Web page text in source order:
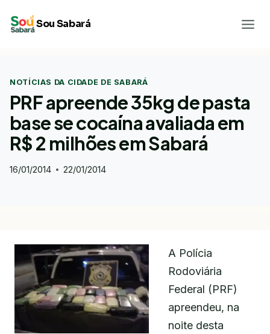
para
Sou Sabará
NOTÍCIAS DA CIDADE DE SABARÁ
PRF apreende 35kg de pasta
base se cocaína avaliada em
R$ 2 milhões em Sabará
16/01/2014 22/01/2014
A Polícia
Rodoviária
Federal (PRF)
apreendeu, na
noite desta